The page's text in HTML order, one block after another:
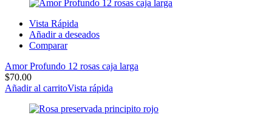
Vista Rápida
Añadir a deseados
Comparar
Amor Profundo 12 rosas caja larga
$70.00
Añadir al carritoVista rápida